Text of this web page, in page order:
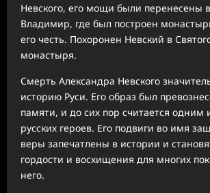
Невского, его мощи были перенесены
Владимир, где был построен
его честь. Похоронен Невский в
монастыря.
Смерть Александра Невского
историю Руси. Его образ был
памяти, и до сих пор считается одним
русских героев. Его подвиги во имя
веры запечатлены в истории и
гордости и восхищения для многих
него.